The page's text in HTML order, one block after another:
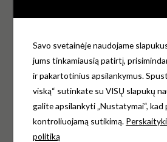
Jūsų įvertinimas*
Jūsų atsiliepimas*
Pavadinimas
Savo svetainėje naudojame
jums tinkamiausią patirtį,
ir pakartotinius apsilankymus.
viską“ sutinkate su VISŲ slapukų
galite apsilankyti „Nustatymai“,
kontroliuojamą sutikimą.
politiką